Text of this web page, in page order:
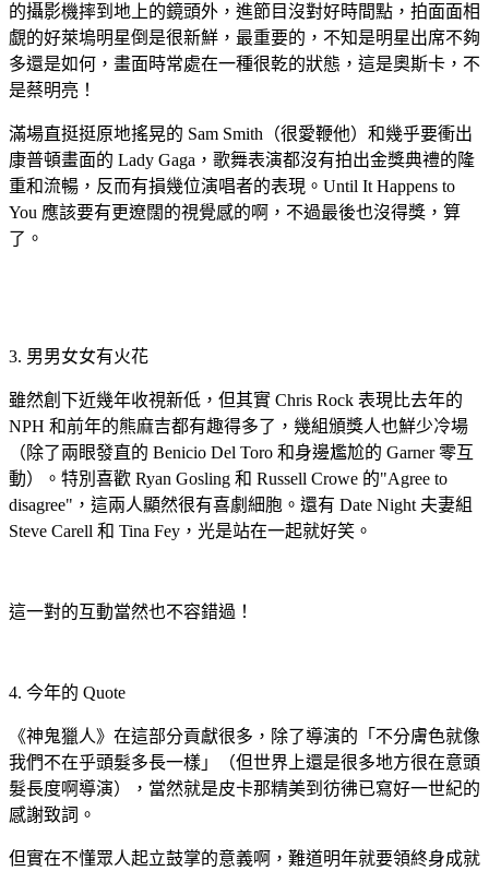
的攝影機摔到地上的鏡頭外，進節目沒對好時間點，拍面面相
覷的好萊塢明星倒是很新鮮，最重要的，不知是明星出席不夠
多還是如何，畫面時常處在一種很乾的狀態，這是奧斯卡，不
是蔡明亮！
滿場直挺挺原地搖晃的 Sam Smith（很愛鞭他）和幾乎要衝出
康普頓畫面的 Lady Gaga，歌舞表演都沒有拍出金獎典禮的隆
重和流暢，反而有損幾位演唱者的表現。Until It Happens to
You 應該要有更遼闊的視覺感的啊，不過最後也沒得獎，算
了。
3. 男男女女有火花
雖然創下近幾年收視新低，但其實 Chris Rock 表現比去年的
NPH 和前年的熊麻吉都有趣得多了，幾組頒獎人也鮮少冷場
（除了兩眼發直的 Benicio Del Toro 和身邊尷尬的 Garner 零互
動）。特別喜歡 Ryan Gosling 和 Russell Crowe 的"Agree to
disagree"，這兩人顯然很有喜劇細胞。還有 Date Night 夫妻組
Steve Carell 和 Tina Fey，光是站在一起就好笑。
這一對的互動當然也不容錯過！
4. 今年的 Quote
《神鬼獵人》在這部分貢獻很多，除了導演的「不分膚色就像
我們不在乎頭髮多長一樣」（但世界上還是很多地方很在意頭
髮長度啊導演），當然就是皮卡那精美到彷彿已寫好一世紀的
感謝致詞。
但實在不懂眾人起立鼓掌的意義啊，難道明年就要領終身成就